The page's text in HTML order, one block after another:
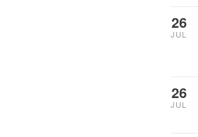
26
JUL
26
JUL